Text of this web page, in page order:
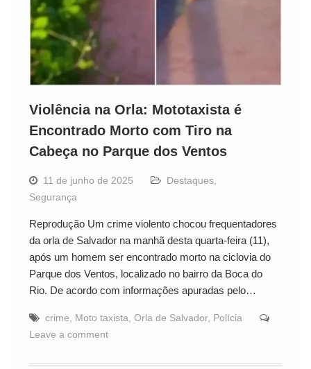
Violência na Orla: Mototaxista é
Encontrado Morto com Tiro na
Cabeça no Parque dos Ventos
11 de junho de 2025 Destaques,
Segurança
Reprodução Um crime violento chocou frequentadores
da orla de Salvador na manhã desta quarta-feira (11),
após um homem ser encontrado morto na ciclovia do
Parque dos Ventos, localizado no bairro da Boca do
Rio. De acordo com informações apuradas pelo…
crime, Moto taxista, Orla de Salvador, Polícia
Leave a comment